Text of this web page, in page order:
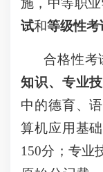
施，中等职
试和等级性考
合格性考
知识、专业
中的德育、
算机应用基
150分；专业